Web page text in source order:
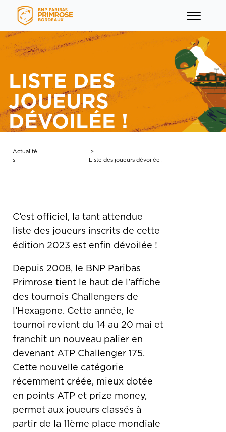
LISTE DES
JOUEURS
DÉVOILÉE !
Actualité
s
>
Liste des joueurs dévoilée !
C’est officiel, la tant attendue
liste des joueurs inscrits de cette
édition 2023 est enfin dévoilée !
Depuis 2008, le BNP Paribas
Primrose tient le haut de l’affiche
des tournois Challengers de
l’Hexagone. Cette année, le
tournoi revient du 14 au 20 mai et
franchit un nouveau palier en
devenant ATP Challenger 175.
Cette nouvelle catégorie
récemment créée, mieux dotée
en points ATP et prize money,
permet aux joueurs classés à
partir de la 11ème place mondiale